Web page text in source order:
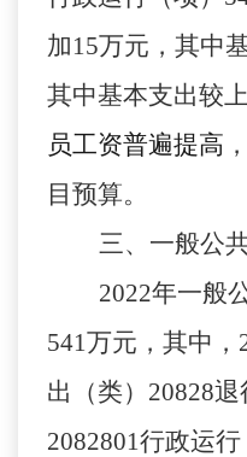
加15万元，其中
其中基本支出较
员工资普遍提高 ，
目预算。
三、一般公
2022年一般
541万元，其中 ，
出（类） 20828退
2082801行政运行